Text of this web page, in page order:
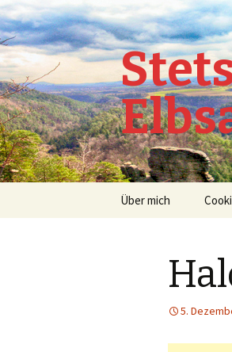
Springe
Über mich
5.